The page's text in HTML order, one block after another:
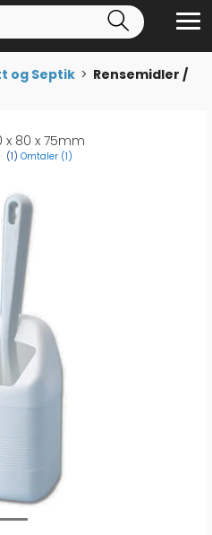
og Septik>Rensemidler /
x 80 x 75mm
(stemmer:
1) Omtaler (1)